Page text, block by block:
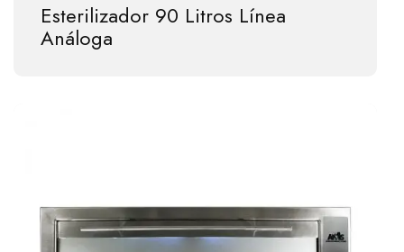
Esterilizador 90 Litros Línea
Análoga